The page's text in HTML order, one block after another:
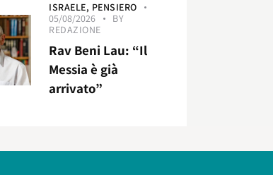
ISRAELE, PENSIERO
05/08/2026
BY
REDAZIONE
Rav Beni Lau: “Il
Messia è già
arrivato”